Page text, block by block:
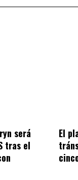
será
tras el
El